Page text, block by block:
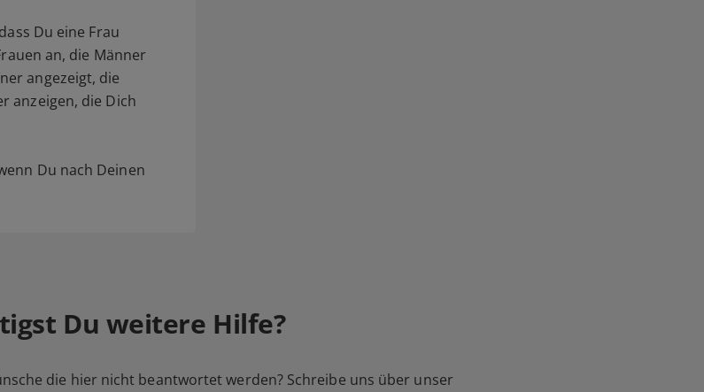
Du eine Frau
an, die Männer
angezeigt, die
anzeigen, die Dich
Du nach Deinen
Du weitere Hilfe?
die hier nicht beantwortet werden? Schreibe uns über unser